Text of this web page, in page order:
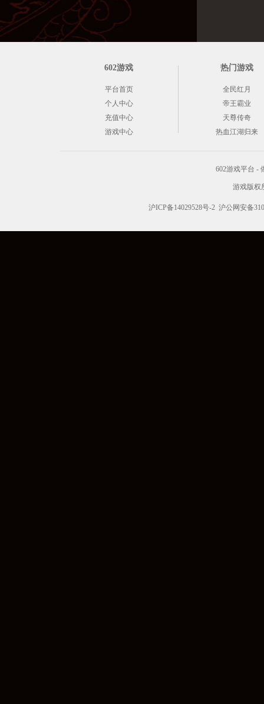
602游戏
平台首页
个人中心
充值中心
游戏中心
热门游戏
全民红月
帝王霸业
天尊传奇
热血江湖归来
602游戏平台 -
游戏版权
沪ICP备14029528号-2 沪公网安备